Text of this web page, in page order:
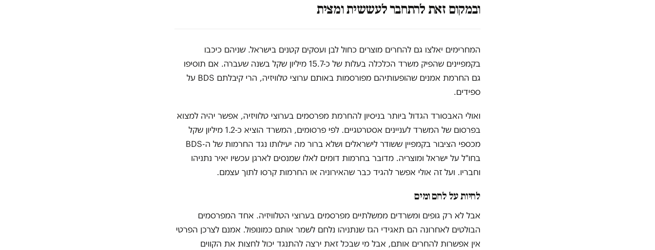
ובמקום זאת להתחבר לעששית ומצית
המחרימים יאלצו גם להחרים מוצרים כחול לבן ועסקים קטנים בישראל. שניהם כיכבו
בקמפיינים שהפיק משרד הכלכלה בעלות של כ-15.7 מיליון שקל בשנה שעברה. אם תוסיפו
גם החרמת אמנים שהופעותיהם מפורסמות באותם ערוצי טלוויזיה, הרי קיבלתם BDS על
ספידים.
ואולי האבסורד הגדול ביותר בניסיון להחרמת מפרסמים בערוצי טלוויזיה, אפשר יהיה למצוא
בפרסום של המשרד לעניינים אסטרטגיים. לפי פרסומים, המשרד הוציא כ-1.2 מיליון שקל
מכספי הציבור בקמפיין ששודר לישראלים ושלא ברור מה יעילותו נגד החרמות של ה-BDS
בחו"ל על ישראל ומוצריה. מדובר בחרמות דומים לאלו שמנסים לארגן עכשיו יאיר נתניהו
וחבריו. ועל זה אולי אפשר להגיד כבר שהאירוניה או החרמות קרסו לתוך עצמם.
לחיות על לחם ומים
אבל לא רק גופים ומשרדים ממשלתיים מפרסמים בערוצי הטלוויזיה. אחד המפרסמים
הבולטים לאחרונה הם תאגידי הגז שנתניהו נלחם לשמר אותם כמונופול. אמנם לצרכן הפרטי
אין אפשרות להחרים אותם, אבל מי שבכל זאת ירצה להתנגד יכול לחצות את הקווים